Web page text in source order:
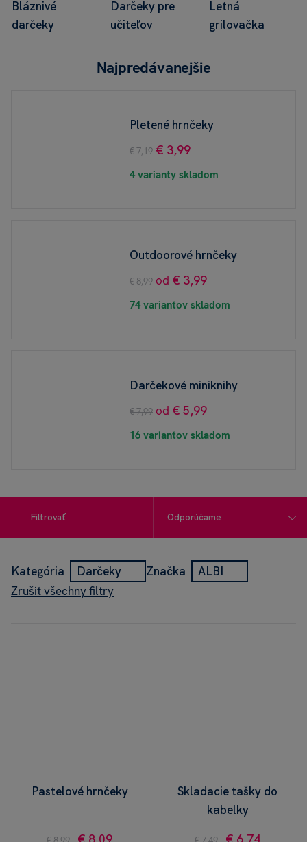
Bláznivé
darčeky
Darčeky pre
učiteľov
Letná
grilovačka
Najpredávanejšie
Pletené hrnčeky
4 varianty skladom
€ 7,19 € 3,99
Outdoorové hrnčeky
74 variantov skladom
€ 8,99 od € 3,99
Darčekové miniknihy
16 variantov skladom
€ 7,99 od € 5,99
Filtrovať
Kategória Darčeky Značka
ALBI
Zrušit všechny filtry
Pastelové hrnčeky
Skladacie tašky do
kabelky